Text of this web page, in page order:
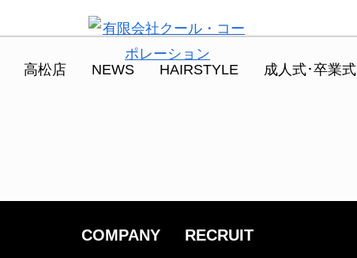
高松店 NEWS HAIRSTYLE 成人式･卒業式
COMPANY RECRUIT